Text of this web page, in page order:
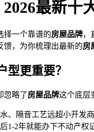
最新十
择一个靠谱的房屋品牌，
馈，为你梳理出最新的房
型更重要？
忽略了房屋品牌这个底层
、隔音工艺远超小开发商
1-2年就能办下不动产权